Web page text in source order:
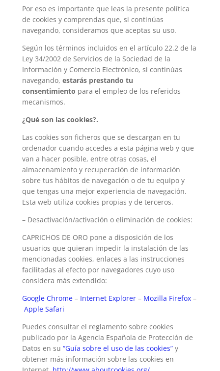
Por eso es importante que leas la presente política
de cookies y comprendas que, si continúas
navegando, consideramos que aceptas su uso.
Según los términos incluidos en el artículo 22.2 de la
Ley 34/2002 de Servicios de la Sociedad de la
Información y Comercio Electrónico, si continúas
navegando, estarás prestando tu
consentimiento para el empleo de los referidos
mecanismos.
¿Qué son las cookies?.
Las cookies son ficheros que se descargan en tu
ordenador cuando accedes a esta página web y que
van a hacer posible, entre otras cosas, el
almacenamiento y recuperación de información
sobre tus hábitos de navegación o de tu equipo y
que tengas una mejor experiencia de navegación.
Esta web utiliza cookies propias y de terceros.
– Desactivación/activación o eliminación de cookies:
CAPRICHOS DE ORO pone a disposición de los
usuarios que quieran impedir la instalación de las
mencionadas cookies, enlaces a las instrucciones
facilitadas al efecto por navegadores cuyo uso
considera más extendido:
Google Chrome– Internet Explorer– Mozilla Firefox–
Apple Safari
Puedes consultar el reglamento sobre cookies
publicado por la Agencia Española de Protección de
Datos en su “Guía sobre el uso de las cookies”y
obtener más información sobre las cookies en